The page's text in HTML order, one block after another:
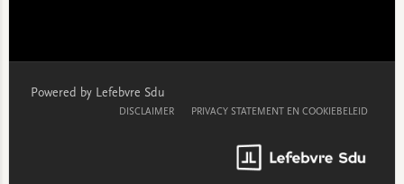
Powered by Lefebvre Sdu
DISCLAIMER PRIVACY STATEMENT EN COOKIEBELEID